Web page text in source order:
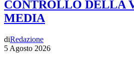
CONTROLLO DELLA
MEDIA
diRedazione
5 Agosto 2026